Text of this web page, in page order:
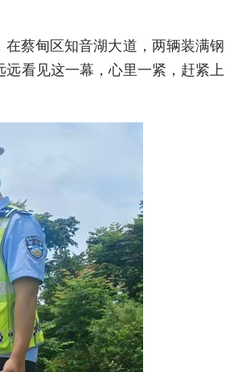
蔡甸区知音湖大道，两辆装满钢
看见这一幕，心里一紧，赶紧上